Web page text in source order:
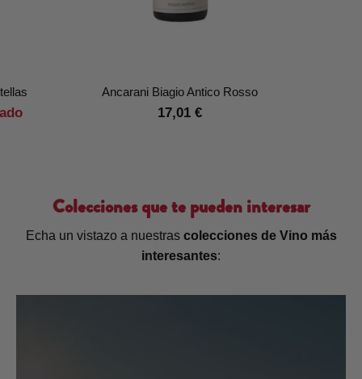
Ancarani Biagio Antico Rosso
17,01 €
Colecciones que te pueden interesar
Echa un vistazo a nuestras colecciones de Vino más
interesantes: